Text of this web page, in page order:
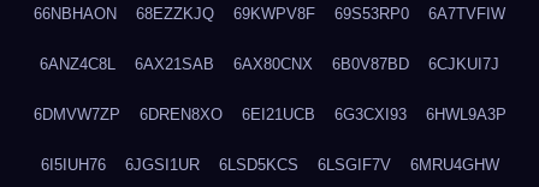
66NBHAON 68EZZKJQ 69KWPV8F 69S53RP0 6A7TVFIW
6ANZ4C8L 6AX21SAB 6AX80CNX 6B0V87BD 6CJKUI7J
6DMVW7ZP 6DREN8XO 6EI21UCB 6G3CXI93 6HWL9A3P
6I5IUH76 6JGSI1UR 6LSD5KCS 6LSGIF7V 6MRU4GHW